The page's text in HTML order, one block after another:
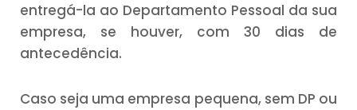
entregá-la ao Departamento Pessoal da sua
empresa, se houver, com 30 dias de
antecedência.
Caso seja uma empresa pequena, sem DP ou